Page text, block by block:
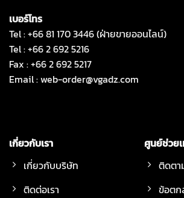
เบอร์โทร
Tel : +66 81 170 3446 (ฝ่ายขายออนไลน์)
Tel : +66 2 692 5216
Fax : +66 2 692 5217
Email :web-order@vgadz.com
เกี่ยวกับเรา
เกี่ยวกับบริษัท
ติดต่อเรา
ศูนย์ช่วย
ติดตา
ข้อตก